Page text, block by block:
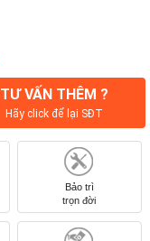
TƯ VẤN THÊM ?
Hãy click để lại SĐT
Bảo trì
trọn đời